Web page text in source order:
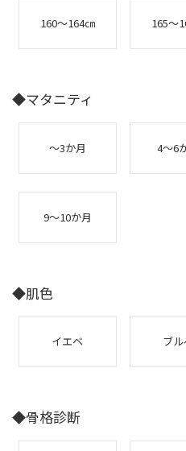
160～164㎝ 165～
◆マタニティ
～3か月 4～6
9～10か月
◆肌色
イエベ ブル
◆骨格診断